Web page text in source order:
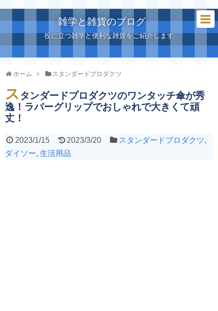
雑学と雑貨のブログ
役に立つ雑学と便利な雑貨をご紹介します
ホーム スタンダードプロダクツ
ス タンダードプロダクツのワンタッチ傘が秀
逸！ラバーグリップでおしゃれで大きくて頑
丈！
2023/1/15 2023/3/20 スタンダードプロダクツ,
ダイソー, 生活用品